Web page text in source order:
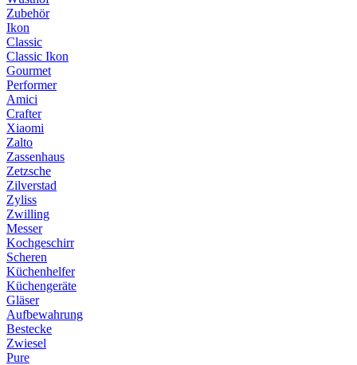
Zubehör
Ikon
Classic
Classic Ikon
Gourmet
Performer
Amici
Crafter
Xiaomi
Zalto
Zassenhaus
Zetzsche
Zilverstad
Zyliss
Zwilling
Messer
Kochgeschirr
Scheren
Küchenhelfer
Küchengeräte
Gläser
Aufbewahrung
Bestecke
Zwiesel
Pure